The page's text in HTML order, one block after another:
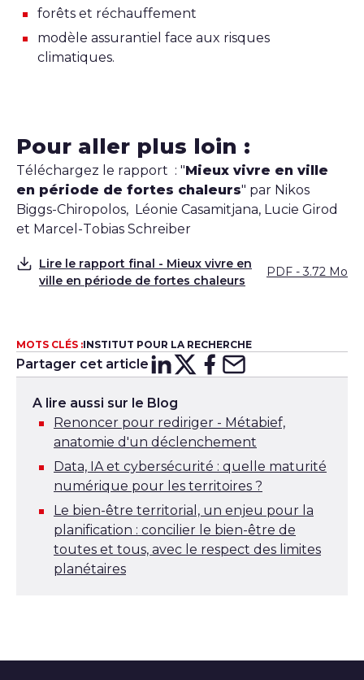
forêts et réchauffement
modèle assurantiel face aux risques
climatiques.
Pour aller plus loin :
Téléchargez le rapport : "Mieux vivre en ville
en période de fortes chaleurs" par Nikos
Biggs-Chiropolos, Léonie Casamitjana, Lucie Girod
et Marcel-Tobias Schreiber
Télécharger
Lire le rapport final - Mieux vivre en
ville en période de fortes chaleurs
PDF - 3.72 Mo
MOTS CLÉS :INSTITUT POUR LA RECHERCHE
Partager cet article Partager sur
Partager surX
Partager
Partager
A lire aussi sur le Blog
Renoncer pour rediriger - Métabief,
anatomie d'un déclenchement
Data, IA et cybersécurité : quelle maturité
numérique pour les territoires ?
Le bien-être territorial, un enjeu pour la
planification : concilier le bien-être de
toutes et tous, avec le respect des limites
planétaires